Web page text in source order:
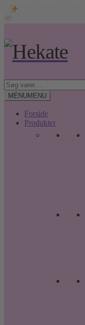
navigation
indhold
Søg
efter:
MENUMENU
Forside
Produkter